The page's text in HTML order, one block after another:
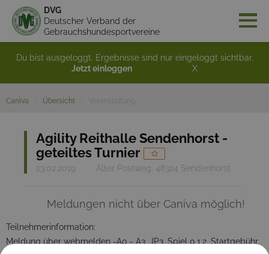
DVG
Deutscher Verband der
Gebrauchshundesportvereine
Du bist ausgeloggt. Ergebnisse sind nur eingeloggt sichtbar.
Jetzt einloggen
X
Caniva Übersicht
Agility Reithalle Sendenhorst -
geteiltes Turnier
23.02.2019 Alter Postweg, 48324 Sendenhorst
Meldungen nicht über Caniva möglich!
Teilnehmerinformation:
Meldung über webmelden -A0 - A3, JP3, Spiel 0,1,2, Startgebühr